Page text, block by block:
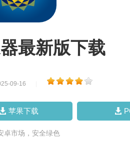
最新版下载
09-16
苹果下载
卓市场，安全绿色